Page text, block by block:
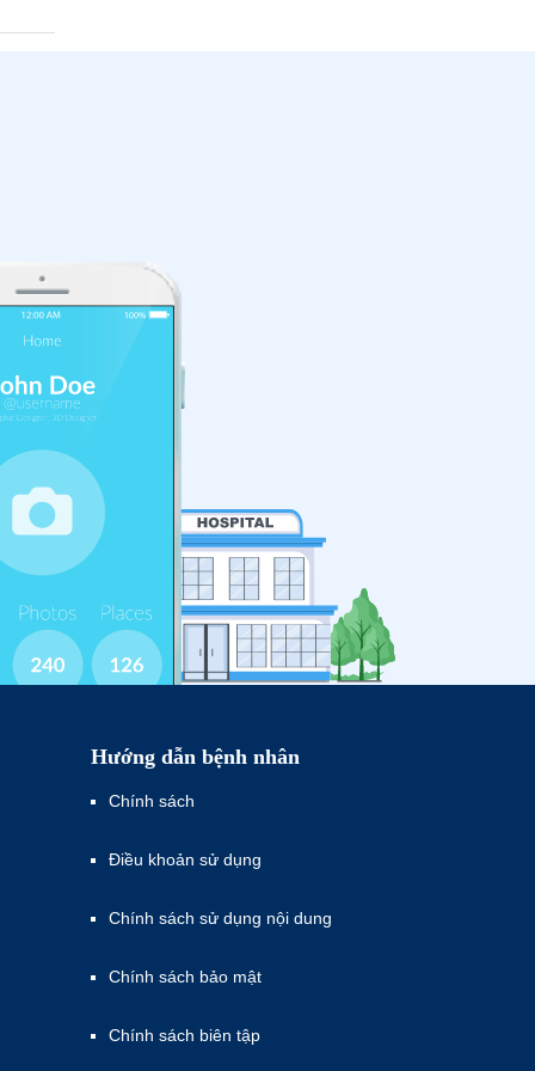
Hướng dẫn bệnh nhân
Chính sách
Điều khoản sử dụng
Chính sách sử dụng nội dung
Chính sách bảo mật
Chính sách biên tập